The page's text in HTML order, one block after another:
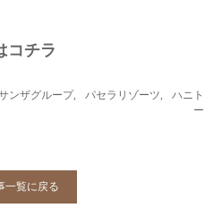
コチラ
ンザグループ, パセラリゾーツ
ハニト
ー
一覧に戻る